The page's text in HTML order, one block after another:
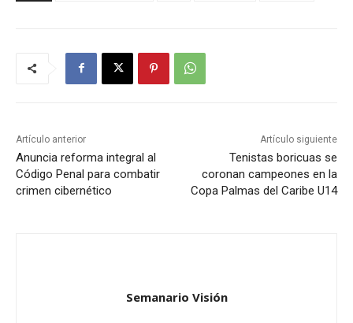
Artículo anterior
Anuncia reforma integral al
Código Penal para combatir
crimen cibernético
Artículo siguiente
Tenistas boricuas se
coronan campeones en la
Copa Palmas del Caribe U14
Semanario Visión